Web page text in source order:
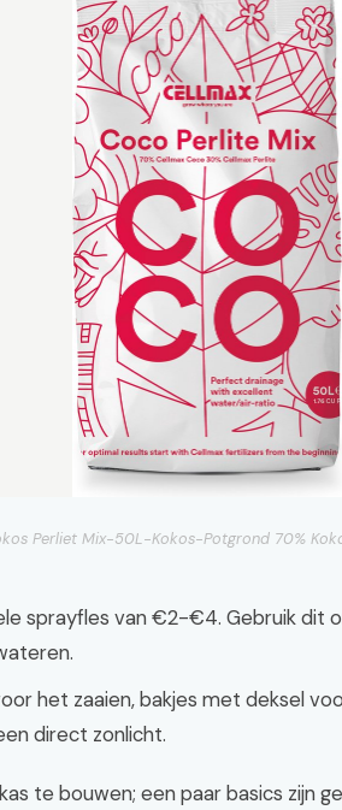
Perliet Mix-50L-Kokos-Potgrond 70%
sprayfles van €2-€4. Gebruik dit
het zaaien, bakjes met deksel
direct zonlicht.
te bouwen; een paar basics zijn